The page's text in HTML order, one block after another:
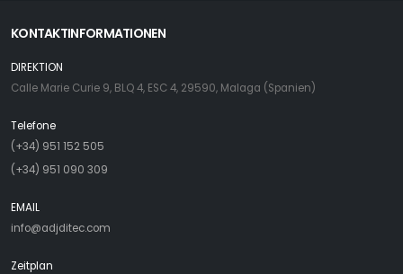
KONTAKTINFORMATIONEN
DIREKTION
Calle Marie Curie 9, BLQ 4, ESC 4, 29590, Malaga (Spanien)
Telefone
(+34) 951 152 505
(+34) 951 090 309
EMAIL
info@adjditec.com
Zeitplan